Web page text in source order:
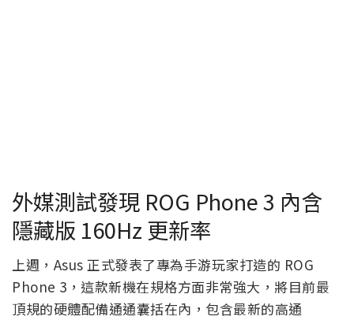
外媒測試發現 ROG Phone 3 內含
隱藏版 160Hz 更新率
上週，Asus 正式發表了專為手游玩家打造的 ROG
Phone 3，這款新機在規格方面非常強大，將目前最
頂規的硬體配備通通囊括在內，包含最新的高通